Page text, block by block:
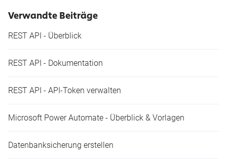
Verwandte Beiträge
REST API - Überblick
REST API - Dokumentation
REST API - API-Token verwalten
Microsoft Power Automate - Überblick & Vorlagen
Datenbanksicherung erstellen